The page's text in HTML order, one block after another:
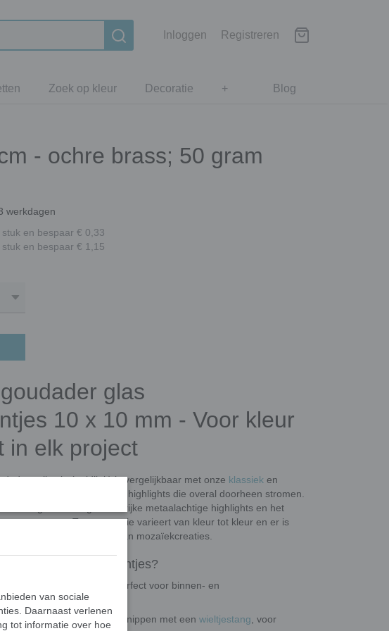
Inloggen Registreren
Blog
Zoek op kleur Decoratie +
- ochre brass; 50 gram
werkdagen
en bespaar € 0,33
en bespaar € 1,15
glas
10 x 10 mm - Voor kleur
in elk project
collectie (goldlink) is vergelijkbaar met onze klassiek en
van koperachtige highlights die overal doorheen stromen.
het gesmolten glas om rijke metaalachtige highlights en het
toe te voegen. Transparantie varieert van kleur tot kleur en er is
en levendigheid verleent aan mozaïekcreaties.
goudader glassteentjes?
: UV- en vorstbestendig, perfect voor binnen- en
: Eenvoudig op maat te knippen met een wieltjestang , voor
van sociale
Daarnaast verlenen
tot informatie over hoe